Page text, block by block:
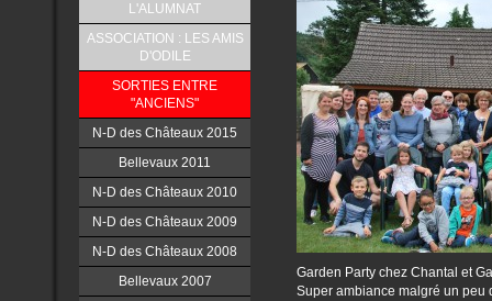
L'ALUMNAT
ASSOCIATION : LES AMIS
D'ODILE
SORTIES ENTRE
"ANCIENS"
N-D des Châteaux 2015
Bellevaux 2011
N-D des Châteaux 2010
N-D des Châteaux 2009
N-D des Châteaux 2008
Bellevaux 2007
Garden Party chez Chantal et
Super ambiance malgré un peu